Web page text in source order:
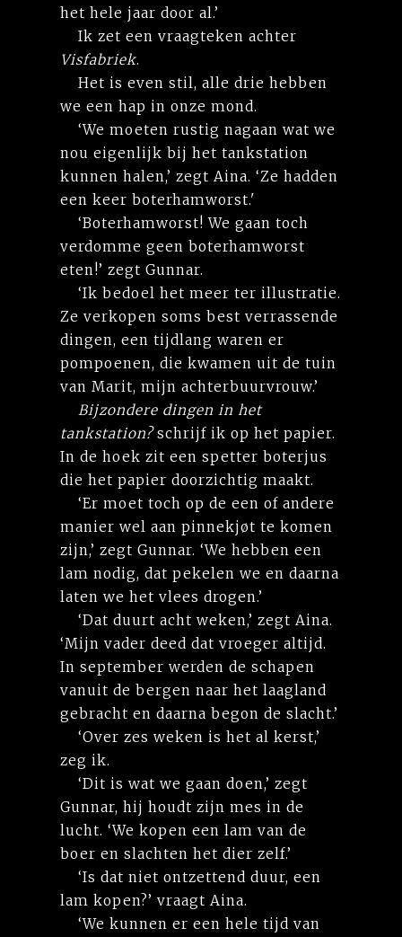
het hele jaar door al.’
Ik zet een vraagteken achter
Visfabriek.
Het is even stil, alle drie hebben
we een hap in onze mond.
‘We moeten rustig nagaan wat we
nou eigenlijk bij het tankstation
kunnen halen,’ zegt Aina. ‘Ze hadden
een keer boterhamworst.'
‘Boterhamworst! We gaan toch
verdomme geen boterhamworst
eten!’ zegt Gunnar.
‘Ik bedoel het meer ter illustratie.
Ze verkopen soms best verrassende
dingen, een tijdlang waren er
pompoenen, die kwamen uit de tuin
van Marit, mijn achterbuurvrouw.’
Bijzondere dingen in het
tankstation?schrijf ik op het papier.
In de hoek zit een spetter boterjus
die het papier doorzichtig maakt.
‘Er moet toch op de een of andere
manier wel aan pinnekjøt te komen
zijn,’ zegt Gunnar. ‘We hebben een
lam nodig, dat pekelen we en daarna
laten we het vlees drogen.’
‘Dat duurt acht weken,’ zegt Aina.
‘Mijn vader deed dat vroeger altijd.
In september werden de schapen
vanuit de bergen naar het laagland
gebracht en daarna begon de slacht.’
‘Over zes weken is het al kerst,’
zeg ik.
‘Dit is wat we gaan doen,’ zegt
Gunnar, hij houdt zijn mes in de
lucht. ‘We kopen een lam van de
boer en slachten het dier zelf.’
‘Is dat niet ontzettend duur, een
lam kopen?’ vraagt Aina.
‘We kunnen er een hele tijd van